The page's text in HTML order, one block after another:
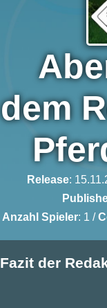
dem
Release:
Anzahl Spieler: 1 /
Fazit der